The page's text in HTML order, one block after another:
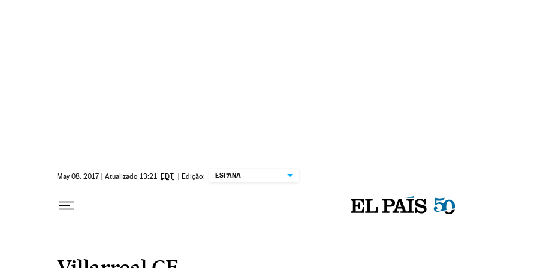
May 08, 2017 | Atualizado 13:21 EDT | Edição: ESPAÑA